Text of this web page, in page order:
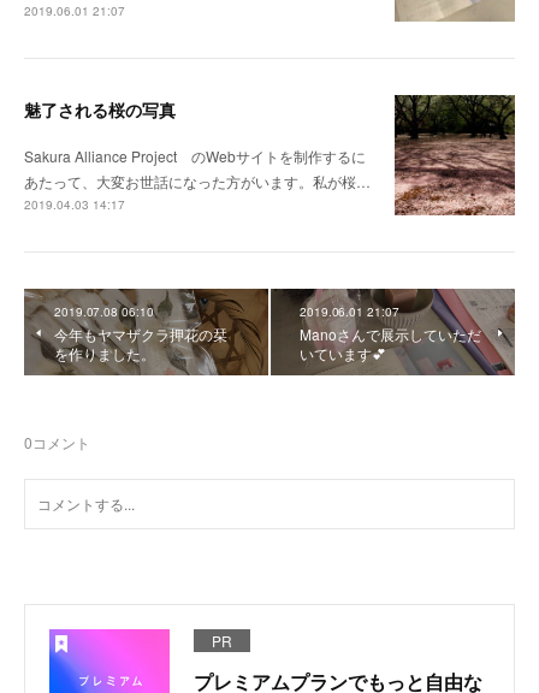
2019.06.01 21:07
魅了される桜の写真
Sakura Alliance Project のWebサイトを制作するに
あたって、大変お世話になった方がいます。私が桜…
2019.04.03 14:17
2019.07.08 06:10
今年もヤマザクラ押花の栞
を作りました。
2019.06.01 21:07
Manoさんで展示していただ
いています💕
0コメント
PR
プレミアムプランでもっと自由な